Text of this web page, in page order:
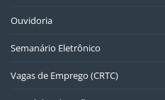
Ouvidoria
Semanário Eletrônico
Vagas de Emprego (CRTC)